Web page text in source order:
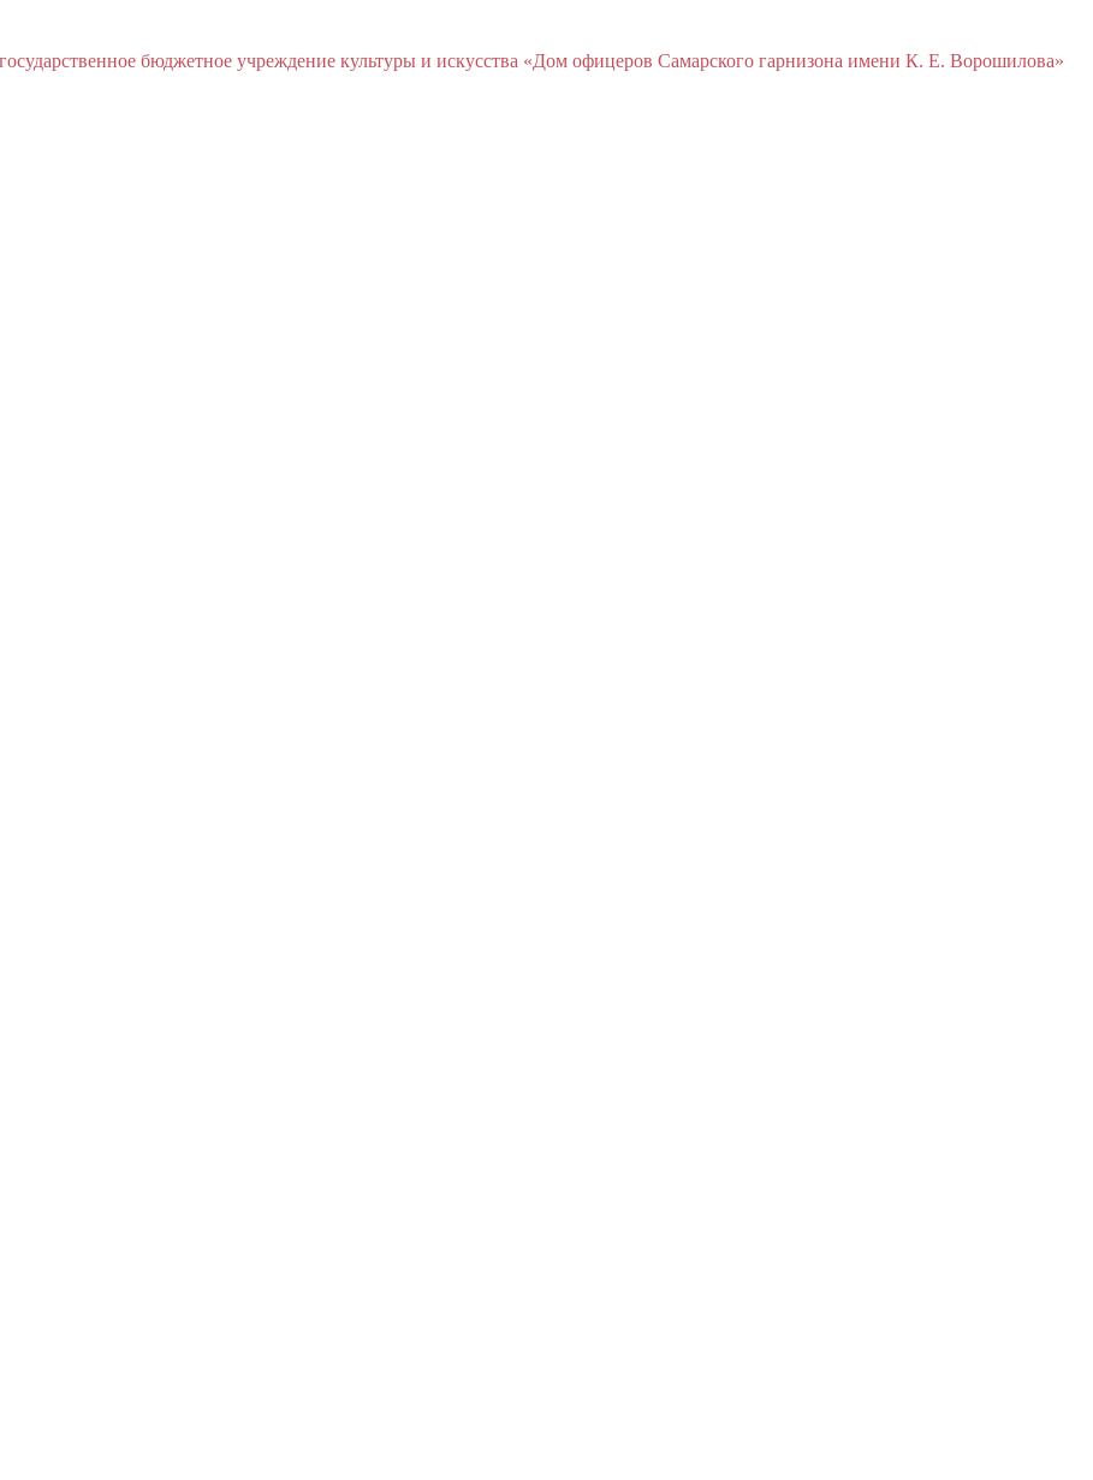
бюджетное учреждение культуры и искусства «Дом офицеров Cамарского гарнизона имени К. Е. Ворошилова»